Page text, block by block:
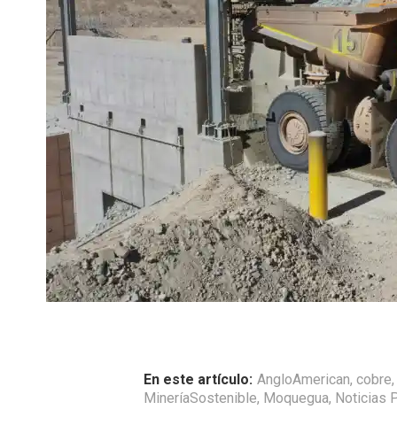
En este artículo: AngloAmerican, cobre,
MineríaSostenible, Moquegua, Noticias